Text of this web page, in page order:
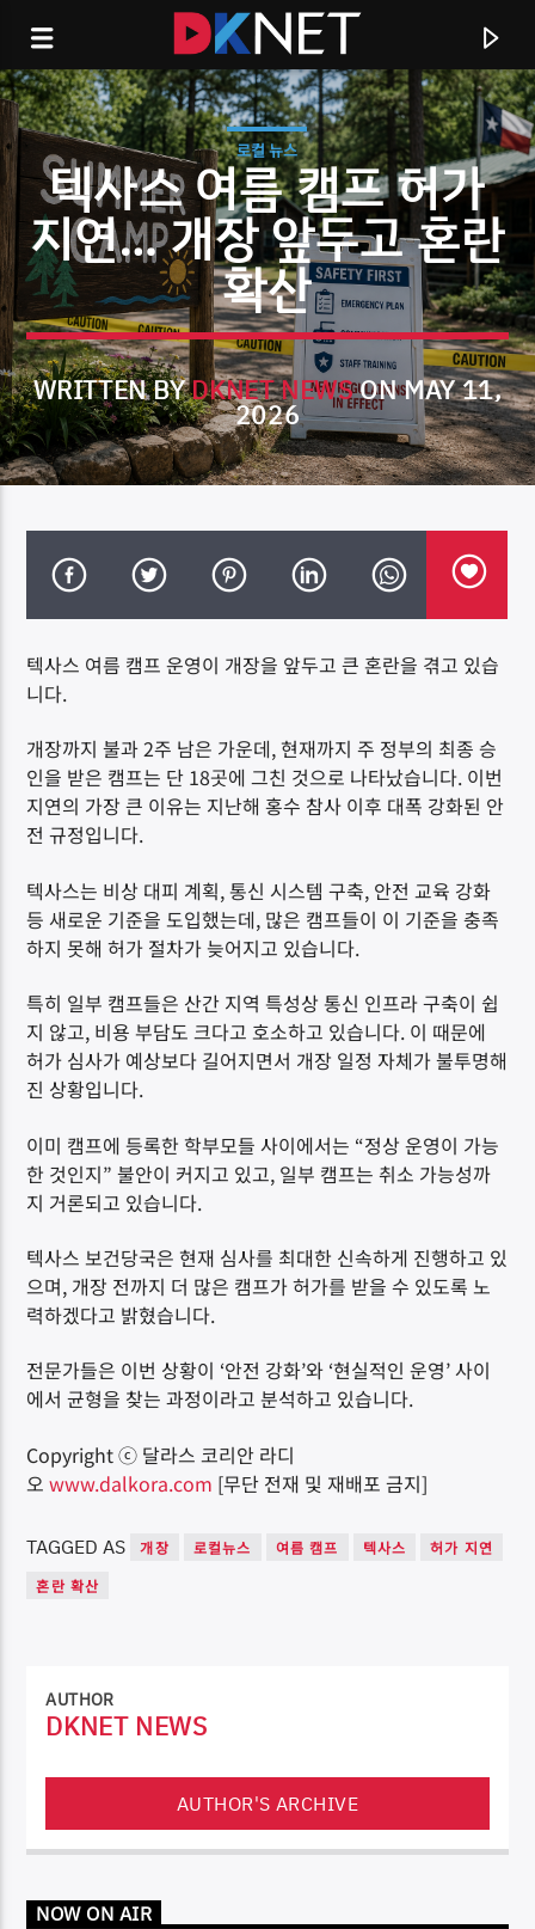
CURRENT TRACK
TITLE
로컬 뉴스
텍사스 여름 캠프 허가
지연… 개장 앞두고 혼란
확산
WRITTEN BYDKNET NEWSON MAY 11,
2026
텍사스 여름 캠프 운영이 개장을 앞두고 큰 혼란을 겪고 있습
니다.
개장까지 불과 2주 남은 가운데, 현재까지 주 정부의 최종 승
인을 받은 캠프는 단 18곳에 그친 것으로 나타났습니다. 이번
지연의 가장 큰 이유는 지난해 홍수 참사 이후 대폭 강화된 안
전 규정입니다.
텍사스는 비상 대피 계획, 통신 시스템 구축, 안전 교육 강화
등 새로운 기준을 도입했는데, 많은 캠프들이 이 기준을 충족
하지 못해 허가 절차가 늦어지고 있습니다.
특히 일부 캠프들은 산간 지역 특성상 통신 인프라 구축이 쉽
지 않고, 비용 부담도 크다고 호소하고 있습니다. 이 때문에
허가 심사가 예상보다 길어지면서 개장 일정 자체가 불투명해
진 상황입니다.
이미 캠프에 등록한 학부모들 사이에서는 “정상 운영이 가능
한 것인지” 불안이 커지고 있고, 일부 캠프는 취소 가능성까
지 거론되고 있습니다.
텍사스 보건당국은 현재 심사를 최대한 신속하게 진행하고 있
으며, 개장 전까지 더 많은 캠프가 허가를 받을 수 있도록 노
력하겠다고 밝혔습니다.
전문가들은 이번 상황이 ‘안전 강화’와 ‘현실적인 운영’ 사이
에서 균형을 찾는 과정이라고 분석하고 있습니다.
Copyright ⓒ 달라스 코리안 라디
오www.dalkora.com [무단 전재 및 재배포 금지]
TAGGED AS 개장 로컬뉴스 여름 캠프 텍사스
허가 지연
혼란 확산
AUTHOR
DKNET NEWS
AUTHOR'S ARCHIVE
NOW ON AIR